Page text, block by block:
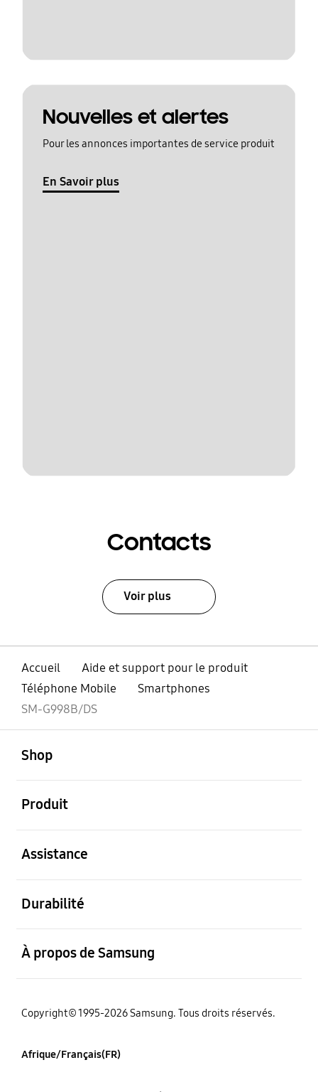
Nouvelles et alertes
Pour les annonces importantes de service produit
En Savoir plus
Contacts
Voir plus
Accueil
Aide et support pour le produit
Téléphone Mobile
Smartphones
SM-G998B/DS
Shop
Produit
Assistance
Durabilité
À propos de Samsung
Copyright© 1995-2026 Samsung. Tous droits réservés.
Afrique/Français(FR)